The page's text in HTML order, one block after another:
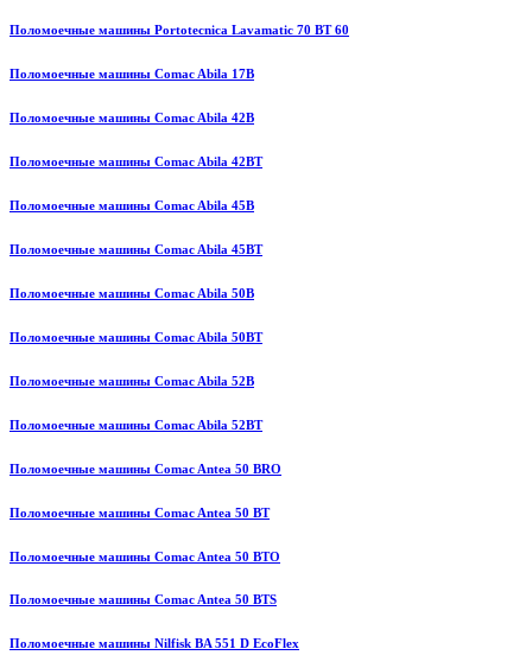
Поломоечные машины Portotecnica Lavamatic 70 BT 60
Поломоечные машины Comac Abila 17B
Поломоечные машины Comac Abila 42B
Поломоечные машины Comac Abila 42BT
Поломоечные машины Comac Abila 45B
Поломоечные машины Comac Abila 45BT
Поломоечные машины Comac Abila 50B
Поломоечные машины Comac Abila 50BT
Поломоечные машины Comac Abila 52B
Поломоечные машины Comac Abila 52BT
Поломоечные машины Comac Antea 50 BRO
Поломоечные машины Comac Antea 50 BT
Поломоечные машины Comac Antea 50 BTO
Поломоечные машины Comac Antea 50 BTS
Поломоечные машины Nilfisk BA 551 D EcoFlex